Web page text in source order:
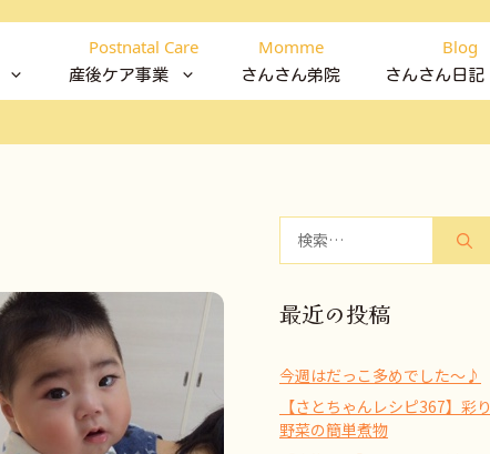
Postnatal Care
産後ケア事業
Momme
さんさん弟院
Blog
さんさん日記
最近の投稿
今週はだっこ多めでした～♪
【さとちゃんレシピ367】彩り
野菜の簡単煮物